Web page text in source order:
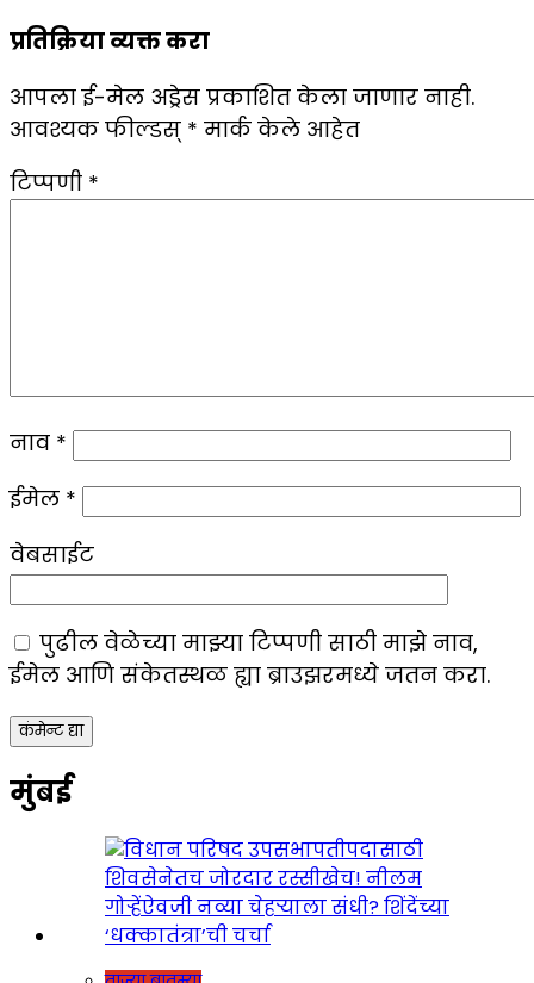
प्रतिक्रिया व्यक्त करा
आपला ई-मेल अड्रेस प्रकाशित केला जाणार नाही.
आवश्यक फील्डस् * मार्क केले आहेत
टिप्पणी *
नाव *
ईमेल *
वेबसाईट
पुढील वेळेच्या माझ्या टिप्पणी साठी माझे नाव,
ईमेल आणि संकेतस्थळ ह्या ब्राउझरमध्ये जतन करा.
मुंबई